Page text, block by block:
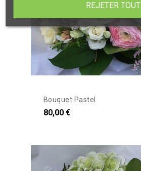
Bouquet Pastel
80,00 €
REJETER TOUT